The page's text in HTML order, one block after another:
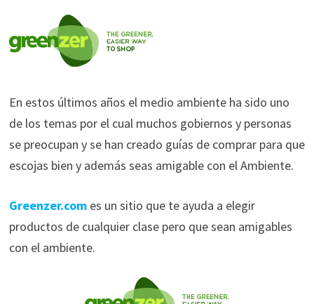
En estos últimos años el medio ambiente ha sido uno
de los temas por el cual muchos gobiernos y personas
se preocupan y se han creado guías de comprar para que
escojas bien y además seas amigable con el Ambiente.
Greenzer.com es un sitio que te ayuda a elegir
productos de cualquier clase pero que sean amigables
con el ambiente.